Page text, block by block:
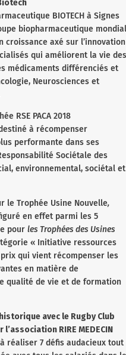
Lebon, 83000 Toulon
temporis-interim-toulon
Bellon Antoine, 83400 Hyères
temporis-interim-hyeres
BIOTECH à Signes
biopharmaceutique mondial
croissance axé sur l’innovation